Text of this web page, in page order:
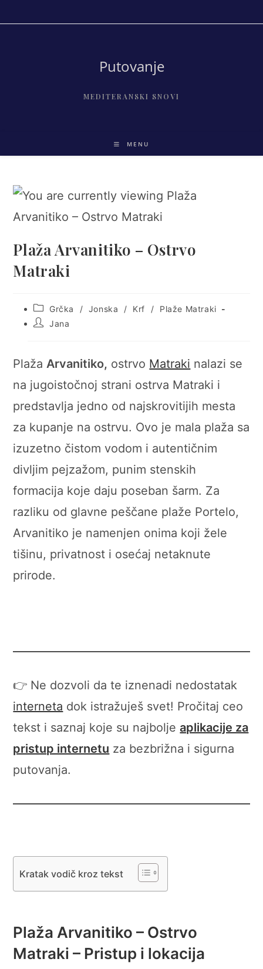
to
Putovanje
MEDITERANSKI SNOVI
MENU
Plaža Arvanitiko – Ostrvo
Matraki
Post
category:
Grčka / Jonska / Krf /
Plaže Matraki
Post Jana
PlažaArvanitiko, ostrvo Matraki nalazi se
na jugoistočnoj strani ostrva Matraki i
predstavlja jedno od najskrovitijih mesta
za kupanje na ostrvu. Ovo je mala plaža sa
izuzetno čistom vodom i autentičnim
divljim pejzažom, punim stenskih
formacija koje daju poseban šarm. Za
razliku od glavne peščane plaže Portelo,
Arvanitiko je namenjen onima koji žele
tišinu, privatnost i osećaj netaknute
prirode.
👉 Ne dozvoli da te iznenadi nedostatak
interneta dok istražuješ svet! Pročitaj ceo
tekst i saznaj koje su najbolje aplikacije za
pristup internetu za bezbrižna i sigurna
putovanja.
Kratak vodič kroz tekst
Plaža Arvanitiko – Ostrvo
Matraki – Pristup i lokacija